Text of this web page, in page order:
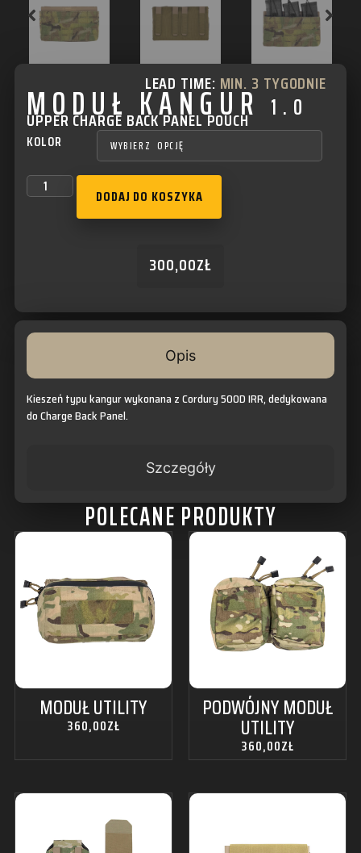
MIN. 3 TYGODNIE
LEAD TIME:
MODUŁ KANGUR1.0
UPPER CHARGE BACK PANEL POUCH
300,00ZŁ
KOLOR
DODAJ DO KOSZYKA
Opis
Szczegóły
Kieszeń typu kangur wykonana z Cordury 500D IRR, dedykowana
do Charge Back Panel.
POLECANE PRODUKTY
MODUŁ UTILITY
360,00ZŁ
PODWÓJNY MODUŁ
UTILITY
360,00ZŁ